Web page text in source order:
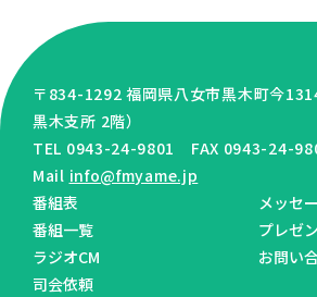
番組表
番組一覧
ラジオCM
司会依頼
メッセ
プレゼ
お問い
〒834-1292 福岡県八女市黒木町今
黒木支所 2階）
TEL 0943-24-9801 FAX 0943-24-
Mail info@fmyame.jp